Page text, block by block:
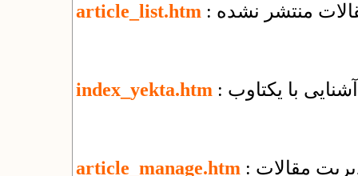
article_list.htm منتشر نشده
index_yekta.htm : آشنایی با یکتاوب
article_manage.htm مقالات